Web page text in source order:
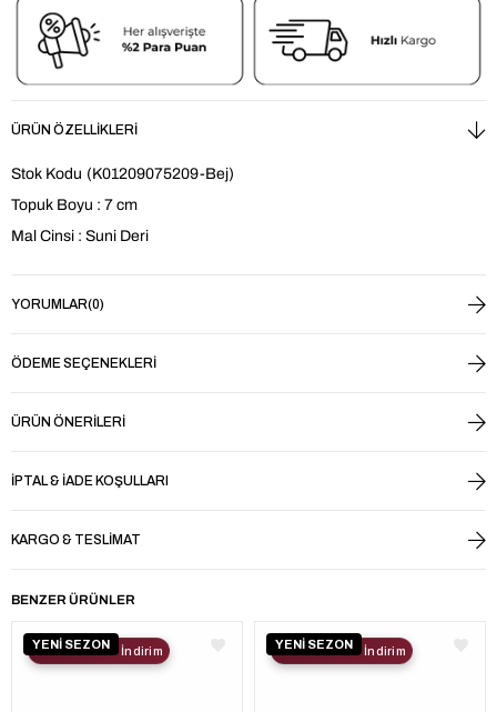
ÜRÜN ÖZELLIKLERI
Stok Kodu (K01209075209-Bej)
Topuk Boyu : 7 cm
Mal Cinsi : Suni Deri
YORUMLAR(0)
ÖDEME SEÇENEKLERI
ÜRÜN ÖNERILERI
İPTAL & İADE KOŞULLARI
KARGO & TESLIMAT
BENZER ÜRÜNLER
YENİ SEZON
2. Ürüne %30 İndirim YENİ SEZON
2. Ürüne %30 İndirim